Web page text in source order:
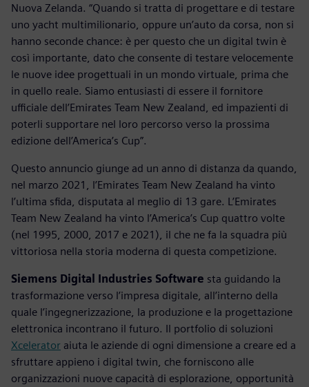
Nuova Zelanda. “Quando si tratta di progettare e di testare
uno yacht multimilionario, oppure un’auto da corsa, non si
hanno seconde chance: è per questo che un digital twin è
così importante, dato che consente di testare velocemente
le nuove idee progettuali in un mondo virtuale, prima che
in quello reale. Siamo entusiasti di essere il fornitore
ufficiale dell’Emirates Team New Zealand, ed impazienti di
poterli supportare nel loro percorso verso la prossima
edizione dell’America’s Cup”.
Questo annuncio giunge ad un anno di distanza da quando,
nel marzo 2021, l’Emirates Team New Zealand ha vinto
l’ultima sfida, disputata al meglio di 13 gare. L’Emirates
Team New Zealand ha vinto l’America’s Cup quattro volte
(nel 1995, 2000, 2017 e 2021), il che ne fa la squadra più
vittoriosa nella storia moderna di questa competizione.
Siemens Digital Industries Software sta guidando la
trasformazione verso l’impresa digitale, all’interno della
quale l’ingegnerizzazione, la produzione e la progettazione
elettronica incontrano il futuro. Il portfolio di soluzioni
Xcelerator aiuta le aziende di ogni dimensione a creare ed a
sfruttare appieno i digital twin, che forniscono alle
organizzazioni nuove capacità di esplorazione, opportunità